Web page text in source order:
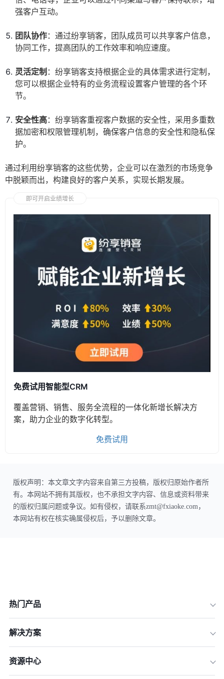
强客户互动。
团队协作：通过纷享销客，团队成员可以共享客户信息，
协同工作，提高团队的工作效率和响应速度。
灵活定制 ：纷享销客支持根据企业的具体需求进行定制，
您可以根据企业特有的业务流程设置客户管理的各个环
节。
安全性高：纷享销客重视客户数据的安全性，采用多重数
据加密和权限管理机制，确保客户信息的安全性和隐私保
护。
通过利用纷享销客的这些优势，企业可以在激烈的市场竞争
中脱颖而出，构建良好的客户关系，实现长期发展。
即可开启业绩增长
免费试用智能型CRM
覆盖营销、销售、服务全流程的一体化新增长解决方
案，助力企业的数字化转型。
免费试用
版权声明：本文章文字内容来自第三方投稿，版权归原始作者所
有。本网站不拥有其版权，也不承担文字内容、信息或资料带来
的版权归属问题或争议。如有侵权，请联系zmt@fxiaoke.com，
本网站有权在核实确属侵权后，予以删除文章。
热门产品
解决方案
资源中心